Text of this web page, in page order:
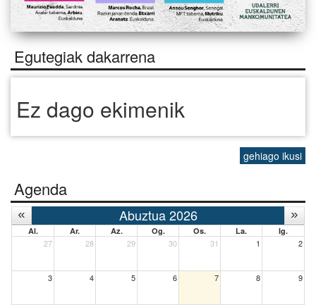
Egutegiak dakarrena
Ez dago ekimenik
gehiago ikusi
Agenda
Abuztua 2026
Al. Ar. Az. Og. Os. La. Ig.
27 28 29 30 31 1 2
3 4 5 6 7 8 9